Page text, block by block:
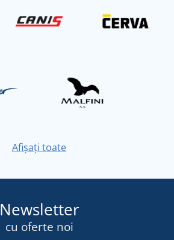
Afișați toate
Newsletter
cu oferte noi